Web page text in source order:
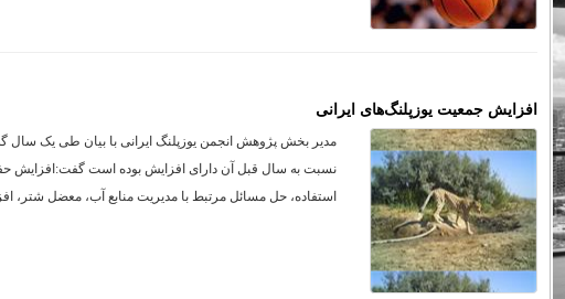
افزایش جمعیت یوزپلنگ‌های ایرانی
مدیر بخش پژوهش انجمن یوزپلنگ ایرانی با بیان طی یک سال
نسبت به سال قبل آن دارای افزایش بوده است گفت:افزایش
استفاده، حل مسائل مرتبط با مدیریت منابع آب، معضل شتر،